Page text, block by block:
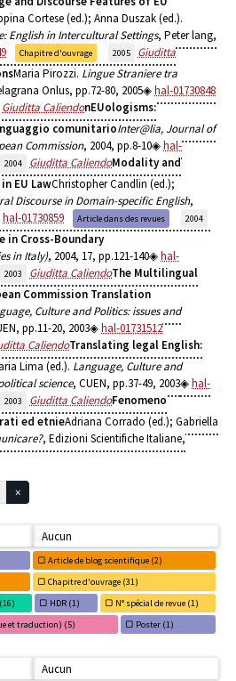
Cortese (ed.); Anna Duszak (ed.).
English in Intercultural Settings, Peter lang,
Chapitre d'ouvrage 2005
Giuditta
Maria Pirozzi. Lingue Straniere tra
Onlus, pp.72-80, 2005 hal-01730848
Giuditta CaliendonEUologisms:
comunitarioInter@lia, Journal of
Commission, 2004, pp.8-10
hal-
2004 Giuditta CaliendoModality and
EU LawChristopher Candlin (ed.);
Discourse in Domain-specific English,
hal-01730859 Article dans des revues 2004
in Cross-Boundary
in Italy), 2004, 17, pp.121-140
hal-
2003 Giuditta CaliendoThe Multilingual
Commission Translation
Culture and Politics: issues and
pp.11-20, 2003 hal-01731512
CaliendoTranslating legal English:
Lima (ed.). Language, Culture and
science, CUEN, pp.37-49, 2003
hal-
2003 Giuditta CaliendoFenomeno
ed etnieAdriana Corrado (ed.); Gabriella
, Edizioni Scientifiche Italiane,
Aucun
Article de blog scientifique (2)
Chapitre d'ouvrage (31)
16) HDR (1) N° spécial de revue (1)
et traduction) (5) Poster (1)
Aucun